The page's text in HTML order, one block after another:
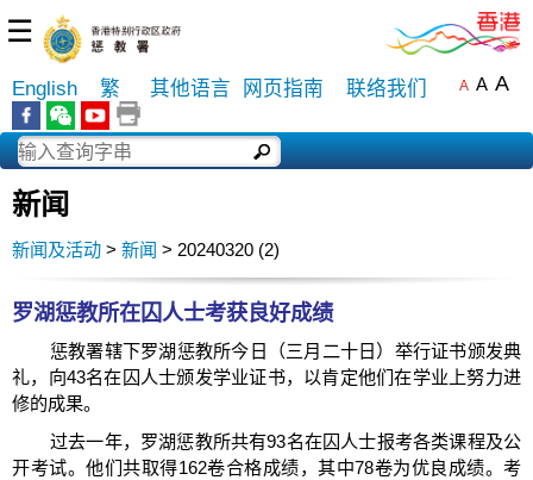
☰
English 繁 其他语言 网页指南 联络我们 A A A
新闻
新闻及活动 > 新闻 > 20240320 (2)
罗湖惩教所在囚人士考获良好成绩
惩教署辖下罗湖惩教所今日（三月二十日）举行证书颁发典
礼，向43名在囚人士颁发学业证书，以肯定他们在学业上努力进
修的成果。
过去一年，罗湖惩教所共有93名在囚人士报考各类课程及公
开考试。他们共取得162卷合格成绩，其中78卷为优良成绩。考